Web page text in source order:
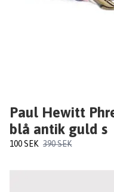
Paul Hewitt
blå antik guld s
100 SEK 390 SEK